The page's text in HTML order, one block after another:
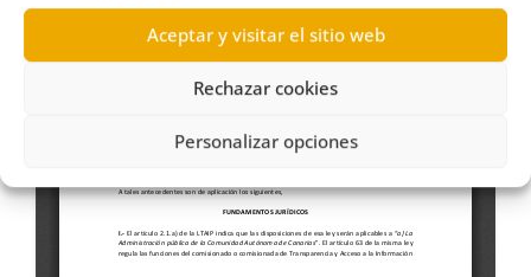
Aceptar y visitar el sitio web
Rechazar cookies
Personalizar opciones